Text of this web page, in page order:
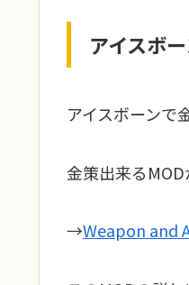
アイスボ
アイスボーンで
金策出来る
→Weapon and